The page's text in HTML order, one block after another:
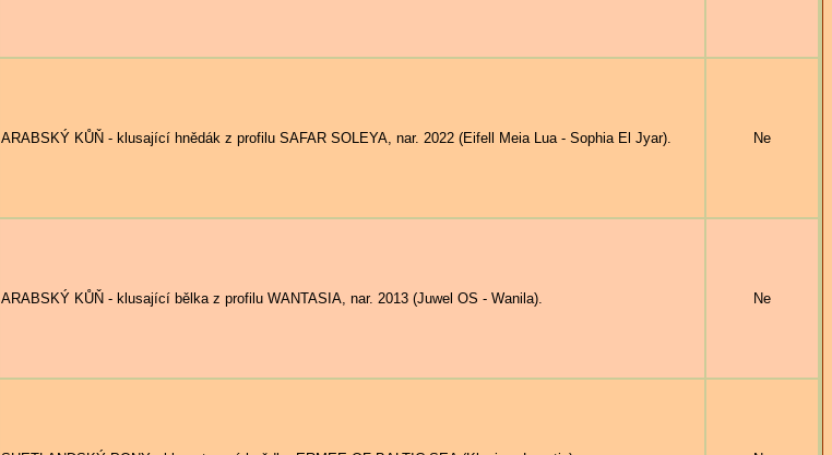
ARABSKÝ KŮŇ - klusající hnědák z profilu SAFAR SOLEYA, nar. 2022 (Eifell Meia Lua - Sophia El Jyar). Ne
ARABSKÝ KŮŇ - klusající bělka z profilu WANTASIA, nar. 2013 (Juwel OS - Wanila). Ne